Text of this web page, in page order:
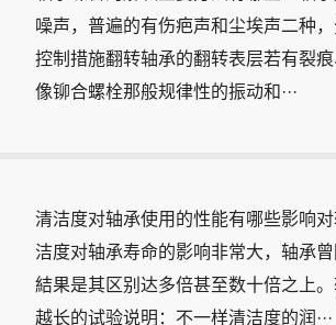
噪声，普遍的有伤疤声和尘埃声二种
控制措施翻转轴承的翻转表层若有裂
像铆合螺栓那般规律性的振动和···
清洁度对轴承使用的性能有哪些影响
洁度对轴承寿命的影响非常大，轴承曾
結果是其区别达多倍甚至数十倍之上
越长的试验说明：不一样清洁度的润···